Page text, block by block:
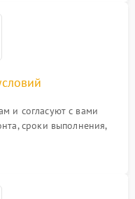
и согласуют с вами
сроки выполнения,